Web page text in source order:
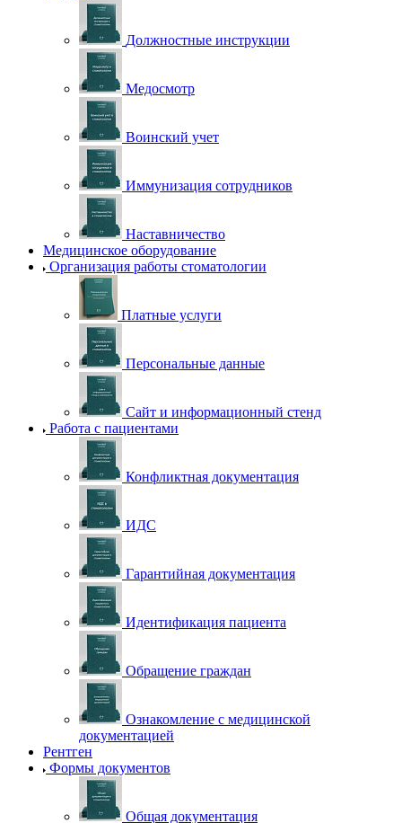
Должностные инструкции
Медосмотр
Воинский учет
Иммунизация сотрудников
Наставничество
Медицинское оборудование
Организация работы стоматологии
Платные услуги
Персональные данные
Сайт и информационный стенд
Работа с пациентами
Конфликтная документация
ИДС
Гарантийная документация
Идентификация пациента
Обращение граждан
Ознакомление с медицинской
документацией
Рентген
Формы документов
Общая документация